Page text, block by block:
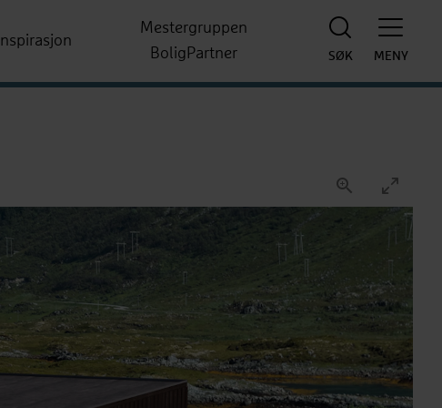
Inspirasjon
Mestergruppen
BoligPartner
SØK MENY